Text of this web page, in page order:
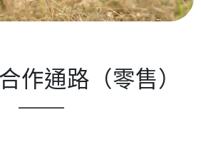
通路（零售）
——